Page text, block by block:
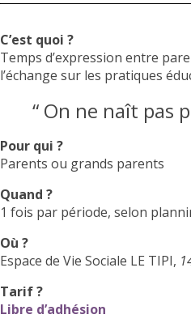
C’est quoi ?
Temps d’expression entre
l’échange sur les pratiques
“ On ne naît pas
Pour qui ?
Parents ou grands parents
Quand ?
1 fois par période, selon
Où ?
Espace de Vie Sociale LE TIPI,
Tarif ?
Libre d’adhésion